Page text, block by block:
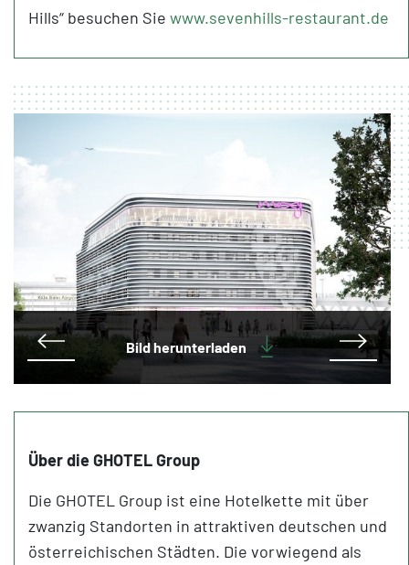
Hills“ besuchen Sie www.sevenhills-restaurant.de
Bild herunterladen
Über die GHOTEL Group
Die GHOTEL Group ist eine Hotelkette mit über
zwanzig Standorten in attraktiven deutschen und
österreichischen Städten. Die vorwiegend als